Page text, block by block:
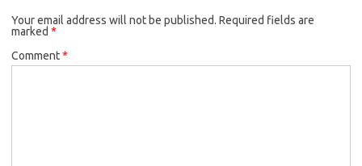
Your email address will not be published. Required fields are
marked *
Comment*